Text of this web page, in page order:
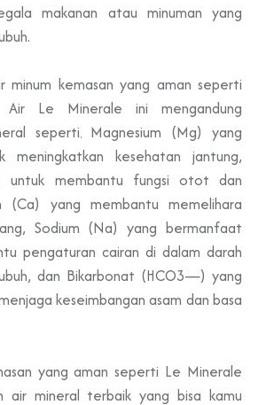
makanan atau minuman yang
minum kemasan yang aman seperti
Air Le Minerale ini mengandung
seperti, Magnesium (Mg) yang
meningkatkan kesehatan jantung,
untuk membantu fungsi otot dan
(Ca) yang membantu memelihara
Sodium (Na) yang bermanfaat
pengaturan cairan di dalam darah
dan Bikarbonat (HCO3—) yang
keseimbangan asam dan basa
yang aman seperti Le Minerale
air mineral terbaik yang bisa kamu